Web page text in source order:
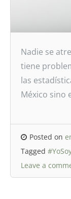
Nadie se
tiene
las
México sino
Posted on
Tagged
Leave a